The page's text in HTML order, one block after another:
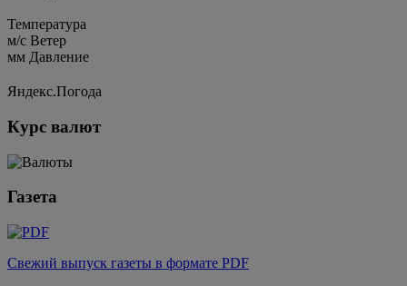
Температура
м/c Ветер
мм Давление
Яндекс.Погода
Курс валют
Газета
Свежий выпуск газеты в формате PDF